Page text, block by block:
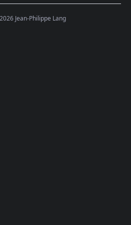
Jean-Philippe Lang